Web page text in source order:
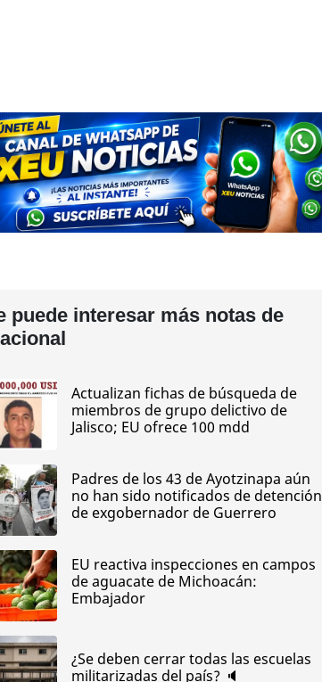
puede interesar más notas de
Actualizan fichas de búsqueda de
miembros de grupo delictivo de
Jalisco; EU ofrece 100 mdd
Padres de los 43 de Ayotzinapa aún
no han sido notificados de detención
de exgobernador de Guerrero
EU reactiva inspecciones en campos
de aguacate de Michoacán:
Embajador
¿Se deben cerrar todas las escuelas
militarizadas del país? 🔈